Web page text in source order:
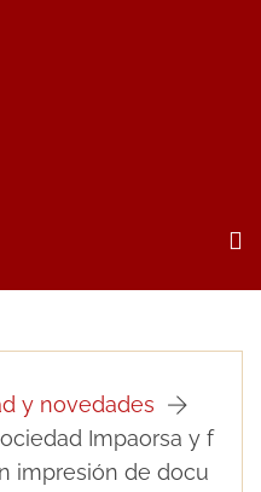
y novedades
Impaorsa y f
impresión de docu